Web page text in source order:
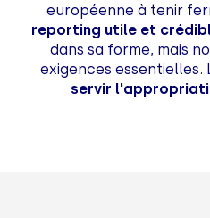
européenne à tenir
reporting utile et
dans sa forme, mais
exigences essentielles.
servir